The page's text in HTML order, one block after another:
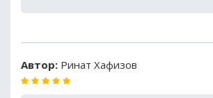
Автор: Ринат Хафизов